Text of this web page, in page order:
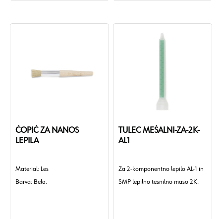
ČOPIČ ZA NANOS
LEPILA
Material: Les
Barva: Bela.
TULEC MEŠALNI-ZA-2K-
AL1
Za 2-komponentno lepilo AL-1 in
SMP lepilno tesnilno maso 2K.